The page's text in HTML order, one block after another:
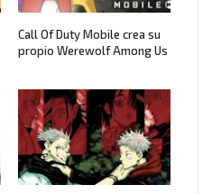
Call Of Duty Mobile crea su
propio Werewolf Among Us